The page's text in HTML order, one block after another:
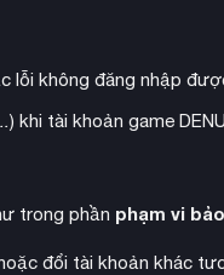
harpy trong cuộc đấu
lỗi không đăng nhập
) khi tài khoản game
trong phần phạm vi
đổi tài khoản khác